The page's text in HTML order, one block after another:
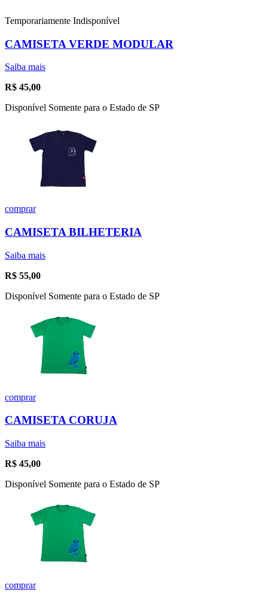
Temporariamente Indisponível
CAMISETA VERDE MODULAR
Saiba mais
R$ 45,00
Disponível Somente para o Estado de SP
comprar
CAMISETA BILHETERIA
Saiba mais
R$ 55,00
Disponível Somente para o Estado de SP
comprar
CAMISETA CORUJA
Saiba mais
R$ 45,00
Disponível Somente para o Estado de SP
comprar